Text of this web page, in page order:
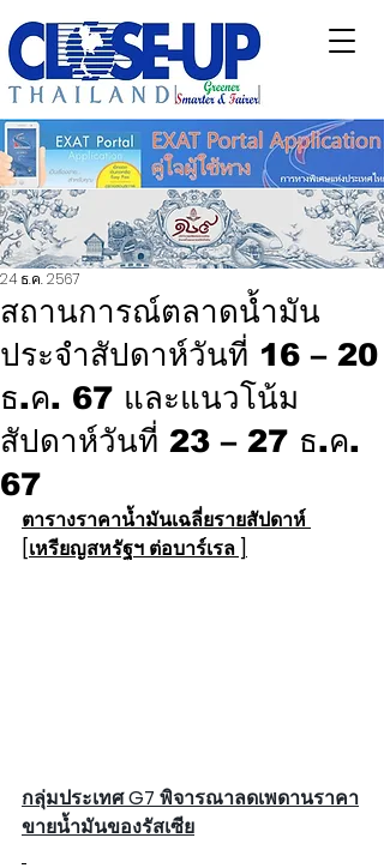
สถานการณ์ตลาดน้ำมัน
ประจำสัปดาห์วันที่ 16 – 20
ธ.ค. 67 และแนวโน้ม
สัปดาห์วันที่ 23 – 27 ธ.ค.
67
24 ธ.ค. 2567
ตารางราคาน้ำมันเฉลี่ยรายสัปดาห์
[เหรียญสหรัฐฯ ต่อบาร์เรล ]
กลุ่มประเทศ G7 พิจารณาลดเพดานราคา
ขายน้ำมันของรัสเซีย